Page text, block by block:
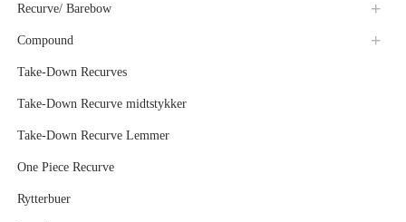
Recurve/ Barebow
Compound
Take-Down Recurves
Take-Down Recurve midtstykker
Take-Down Recurve Lemmer
One Piece Recurve
Rytterbuer